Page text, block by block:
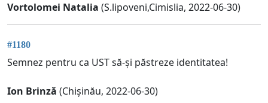
Vortolomei Natalia (S.lipoveni,Cimislia, 2022-06-30)
#1180
Semnez pentru ca UST să-și păstreze identitatea!
Ion Brinză (Chișinău, 2022-06-30)